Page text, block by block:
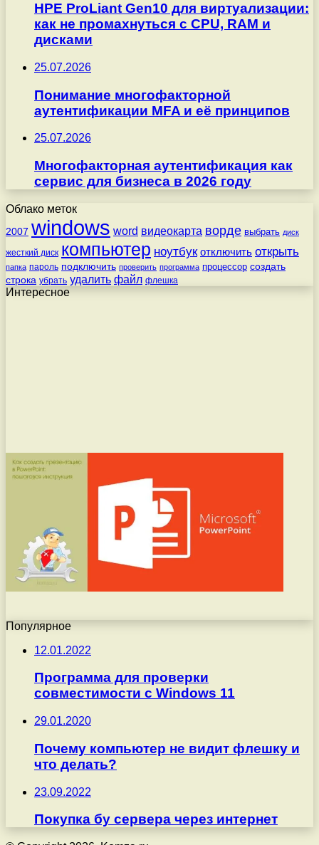
HPE ProLiant Gen10 для виртуализации:
как не промахнуться с CPU, RAM и
дисками
25.07.2026
Понимание многофакторной
аутентификации MFA и её принципов
25.07.2026
Многофакторная аутентификация как
сервис для бизнеса в 2026 году
Облако меток
2007 windows word видеокарта ворде выбрать диск
жесткий диск компьютер ноутбук отключить открыть
папка пароль подключить проверить программа процессор создать
строка убрать удалить файл флешка
Интересное
Популярное
12.01.2022
Программа для проверки
совместимости с Windows 11
29.01.2020
Почему компьютер не видит флешку и
что делать?
23.09.2022
Покупка бу сервера через интернет